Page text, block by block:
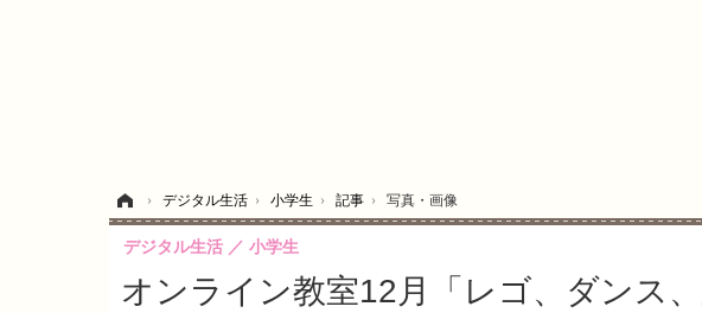
› デジタル生活 › 小学生 › 記事 › 写真・画像
オンライン教室12月「レゴ、ダンス
デジタル生活 小学生